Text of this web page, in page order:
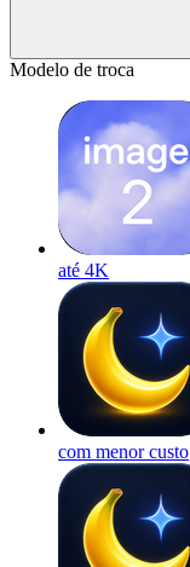
Modelo de troca
até 4K
com menor custo